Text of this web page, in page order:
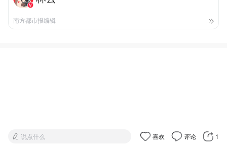
南方都市报编辑
说点什么 喜欢 评论 1